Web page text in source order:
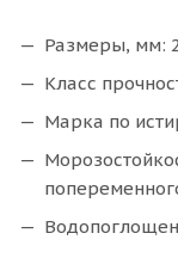
Размеры, мм:
Класс
Марка по